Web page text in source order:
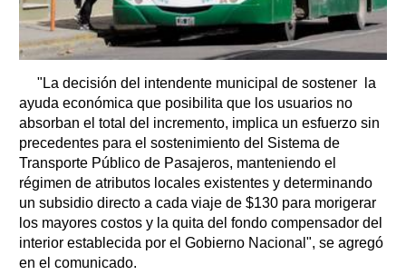
"La decisión del intendente municipal de sostener la
ayuda económica que posibilita que los usuarios no
absorban el total del incremento, implica un esfuerzo sin
precedentes para el sostenimiento del Sistema de
Transporte Público de Pasajeros, manteniendo el
régimen de atributos locales existentes y determinando
un subsidio directo a cada viaje de $130 para morigerar
los mayores costos y la quita del fondo compensador del
interior establecida por el Gobierno Nacional", se agregó
en el comunicado.